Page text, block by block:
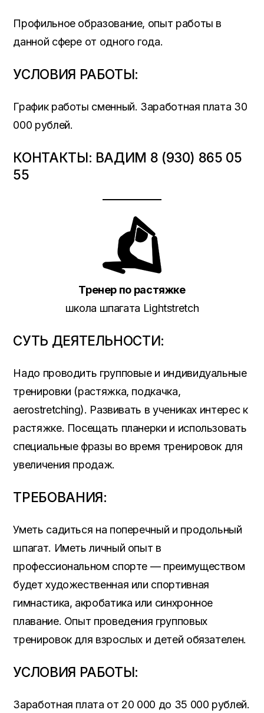
Профильное образование, опыт работы в
данной сфере от одного года.
УСЛОВИЯ РАБОТЫ:
График работы сменный. Заработная плата 30
000 рублей.
КОНТАКТЫ: ВАДИМ 8 (930) 865 05
55
Тренер по растяжке
школа шпагата Lightstretch
СУТЬ ДЕЯТЕЛЬНОСТИ:
Надо проводить групповые и индивидуальные
тренировки (растяжка, подкачка,
aerostretching). Развивать в учениках интерес к
растяжке. Посещать планерки и использовать
специальные фразы во время тренировок для
увеличения продаж.
ТРЕБОВАНИЯ:
Уметь садиться на поперечный и продольный
шпагат. Иметь личный опыт в
профессиональном спорте — преимуществом
будет художественная или спортивная
гимнастика, акробатика или синхронное
плавание. Опыт проведения групповых
тренировок для взрослых и детей обязателен.
УСЛОВИЯ РАБОТЫ:
Заработная плата от 20 000 до 35 000 рублей.